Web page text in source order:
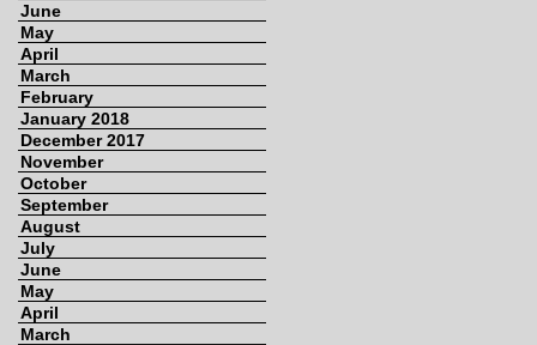
June
May
April
March
February
January 2018
December 2017
November
October
September
August
July
June
May
April
March